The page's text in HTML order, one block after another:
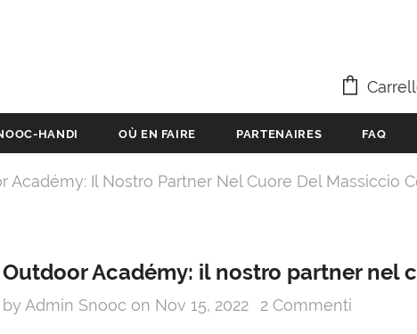
HANDI OÙ EN FAIRE PARTENAIRES FAQ
Académy: Il Nostro Partner Nel Cuore Del Massiccio
Outdoor Académy: il nostro partner nel
by Admin Snooc on Nov 15, 2022 2 Commenti